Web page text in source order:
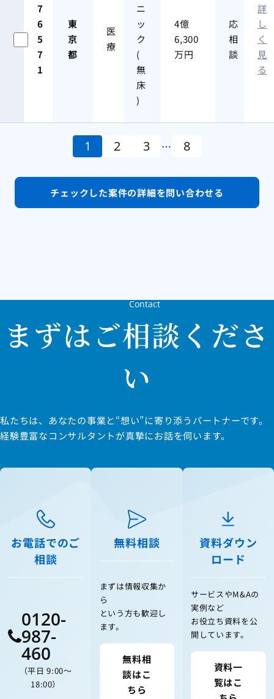
7
6
5
7
1
東
京
都
医
療
ニ
ッ
ク
(
無
床
)
4億
6,300
万円
応
相
談
詳
し
く
見
る
1 2 3 … 8
チェックした案件の詳細を問い合わせる
Contact
まずはご相談くださ
い
私たちは、あなたの事業と“想い”に寄り添うパートナーです。
経験豊富なコンサルタントが真摯にお話を伺います。
お電話でのご
相談
0120-
987-
460
（平日 9:00〜
18:00）
無料相談
まずは情報収集か
ら
という方も歓迎し
ます。
無料相
談はこ
ちら
資料ダウン
ロード
サービスやM&Aの
実例など
お役立ち資料を公
開しています。
資料一
覧はこ